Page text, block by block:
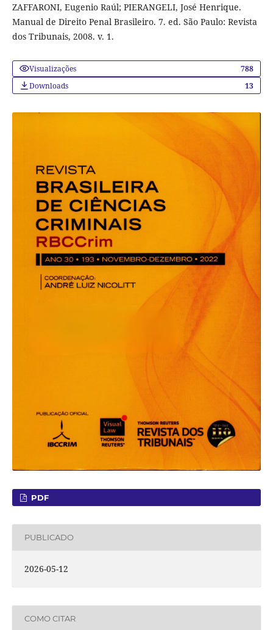
ZAFFARONI, Eugenio Raúl; PIERANGELI, José Henrique.
Manual de Direito Penal Brasileiro. 7. ed. São Paulo: Revista
dos Tribunais, 2008. v. 1.
Visualizações
788
Downloads
13
PDF
PUBLICADO
2026-05-12
COMO CITAR